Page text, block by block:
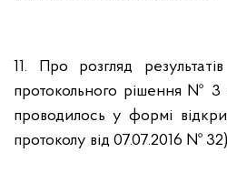
11. Про розгляд
протокольного рішення № 3
проводилось у формі
протоколу від 07.07.2016 №